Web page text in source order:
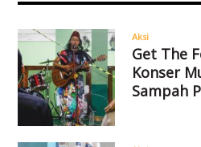
Aksi
Get The
Konser
Sampah